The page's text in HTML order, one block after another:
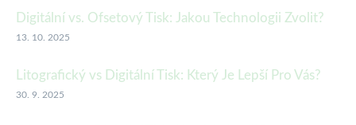
Digitální vs. Ofsetový Tisk: Jakou Technologii Zvolit?
13. 10. 2025
Litografický vs Digitální Tisk: Který Je Lepší Pro Vás?
30. 9. 2025